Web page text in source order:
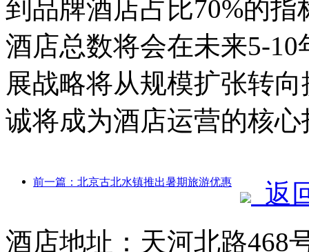
到品牌酒店占比70%的
酒店总数将会在未来5-
展战略将从规模扩张转
诚将成为酒店运营的核心
前一篇：北京古北水镇推出暑期旅游优惠
返
酒店地址：天河北路468